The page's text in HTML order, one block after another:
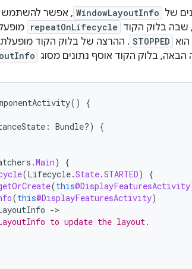
של WindowLayoutInfo , אפשר להשתמש
, שבה בלוק הקוד repeatOnLifecycle
STOPPED . ההרצה של בלוק הקוד
הבאה, בלוק הקוד אוסף נתונים מסוג
() {
: Bundle?)
{
.Main)
{
(Lifecycle.State.STARTED)
{
(this@DisplayFeaturesActivity
(this@DisplayFeaturesActivity)
-
to update the layout.